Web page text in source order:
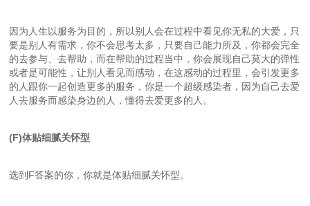
因为人生以服务为目的，所以别人会在过程中看见你无私的大爱，只
要是别人有需求，你不会思考太多，只要自己能力所及，你都会完全
的去参与、去帮助，而在帮助的过程当中，你会展现自己莫大的弹性
或者是可能性，让别人看见而感动，在这感动的过程里，会引发更多
的人跟你一起创造更多的服务，你是一个超级感染者，因为自己去爱
人去服务而感染身边的人，懂得去爱更多的人。
(F)体贴细腻关怀型
选到F答案的你，你就是体贴细腻关怀型。